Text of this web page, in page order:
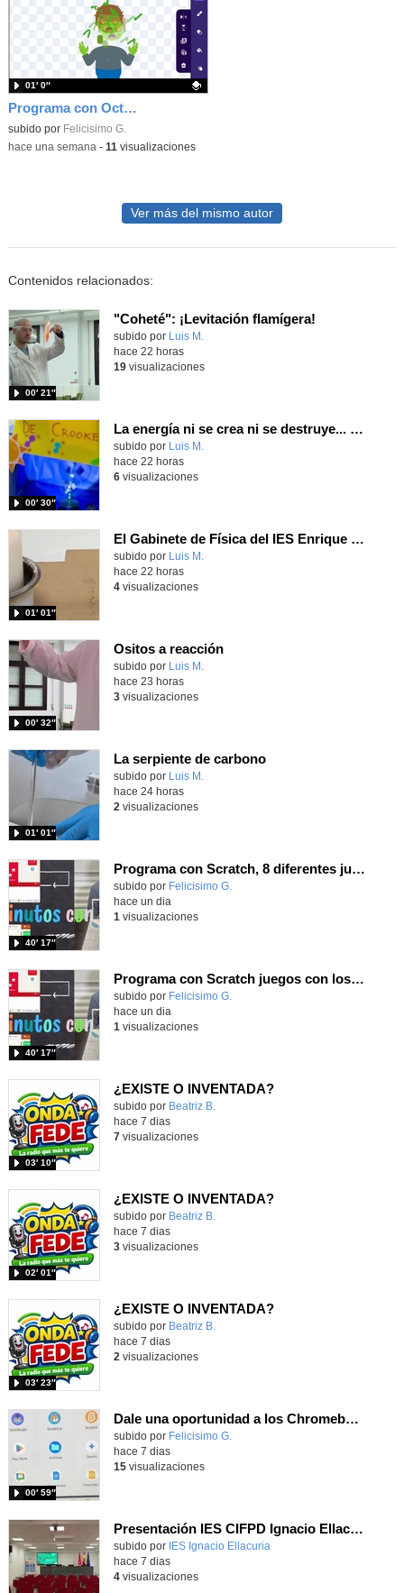
Programa con OctoStudio, un juego homenajeando al House of the dead con Zombies
Contenido educativo.
subido por Felicisimo G.
01′ 0″
-hace una semana - 11 visualizaciones
Ver más del mismo autor
Contenidos relacionados:
"Coheté": ¡Levitación flamígera!
Contenido educativo.
subido por Luis M.
00′ 21″
hace 22 horas
19visualizaciones
La energía ni se crea ni se destruye... ¡se experimenta! El Tierno en la Feria Madrid es Ciencia 2026
Contenido educativo.
subido por Luis M.
00′ 30″
hace 22 horas
6visualizaciones
El Gabinete de Física del IES Enrique Tierno Galván de Parla (Curso 25-26)
Contenido educativo.
subido por Luis M.
01′ 01″
hace 22 horas
4visualizaciones
Ositos a reacción
Contenido educativo.
subido por Luis M.
00′ 32″
hace 23 horas
3visualizaciones
La serpiente de carbono
Contenido educativo.
subido por Luis M.
01′ 01″
hace 24 horas
2 visualizaciones
Programa con Scratch, 8 diferentes juegos para vivir la emoción de los partidos de España en el mundial 2026
Contenido educativo.
subido por Felicisimo G.
40′ 17″
hace un dia
1 visualizaciones
Programa con Scratch juegos con los partidos del mundial 2026 ganados por España
Contenido educativo.
subido por Felicisimo G.
40′ 17″
hace un dia
1 visualizaciones
¿EXISTE O INVENTADA?
Contenido educativo.
subido por Beatriz B.
03′ 10″
hace 7 dias
7visualizaciones
¿EXISTE O INVENTADA?
Contenido educativo.
subido por Beatriz B.
02′ 01″
hace 7 dias
3visualizaciones
¿EXISTE O INVENTADA?
Contenido educativo.
subido por Beatriz B.
03′ 23″
hace 7 dias
2 visualizaciones
Dale una oportunidad a los Chromebooks y utiliza un proyector para realizar talleres si no tienes pantallas táctiles
Contenido educativo.
subido por Felicisimo G.
00′ 59″
hace 7 dias
15visualizaciones
Presentación IES CIFPD Ignacio Ellacuría
Contenido educativo.
subido por IES Ignacio Ellacuria
hace 7 dias
4visualizaciones